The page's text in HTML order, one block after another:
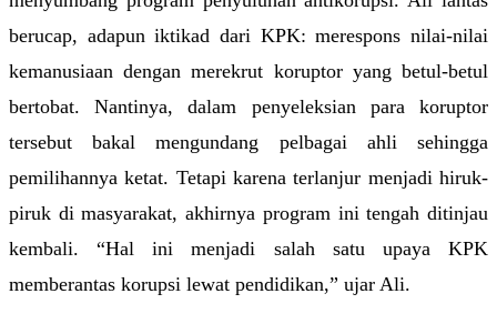
berucap, adapun iktikad dari KPK: merespons nilai-nilai
kemanusiaan dengan merekrut koruptor yang betul-betul
bertobat. Nantinya, dalam penyeleksian para koruptor
tersebut bakal mengundang pelbagai ahli sehingga
pemilihannya ketat. Tetapi karena terlanjur menjadi hiruk-
piruk di masyarakat, akhirnya program ini tengah ditinjau
kembali. “Hal ini menjadi salah satu upaya KPK
memberantas korupsi lewat pendidikan,” ujar Ali.